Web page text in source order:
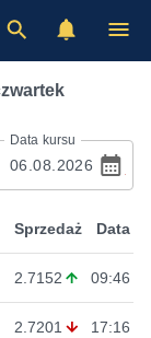
Data kursu
Sprzedaż Data
2.7152 09:46
2.7201 17:16